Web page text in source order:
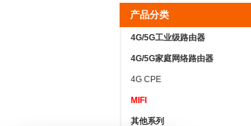
1
工业级4G路由器
4G插卡路由器 CPE
高性价比4G路由器
产品分类
4G/5G工业级路由器
4G/5G家庭网络路由器
4G CPE
MIFI
其他系列